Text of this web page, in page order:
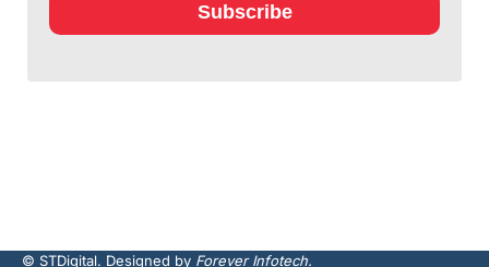
Subscribe
© STDigital. Designed by Forever Infotech.